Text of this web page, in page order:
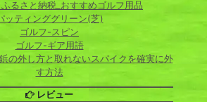
ふるさと納税_おすすめゴルフ用品
ッティンググリーン(芝)
ゴルフ-スピン
ゴルフ-ギア用語
の外し方と取れないスパイクを確実に外
す方法
レビュー